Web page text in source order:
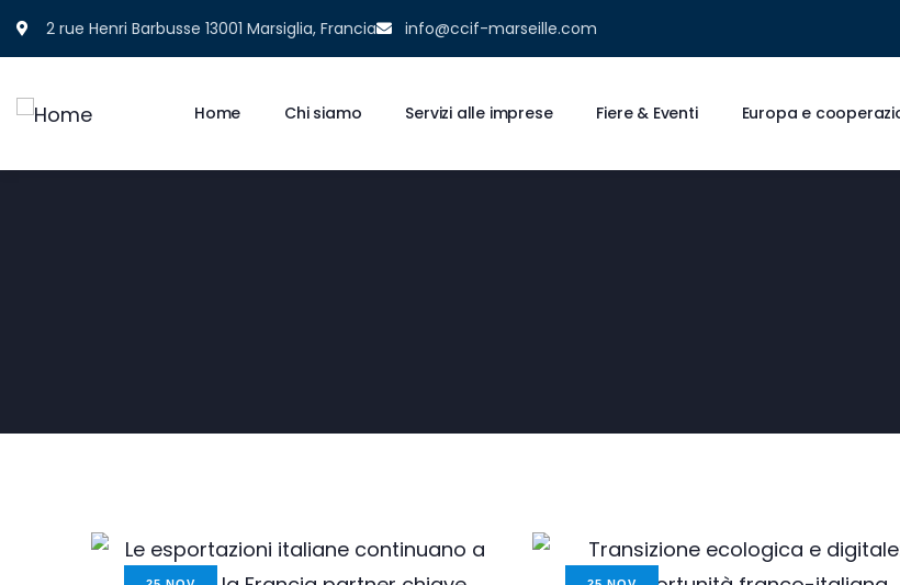
2 rue Henri Barbusse 13001 Marsiglia, Francia info@ccif-marseille.com
Home Chi siamo Servizi alle imprese Fiere & Eventi Europa e